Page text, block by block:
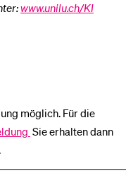
www.unilu.ch/KI
möglich. Für die
Sie erhalten dann